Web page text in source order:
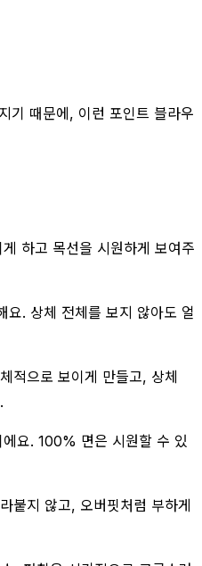
기 때문에, 이런 포인트 블라우
하고 목선을 시원하게 보여주
요. 상체 전체를 보지 않아도 얼
적으로 보이게 만들고, 상체
요. 100% 면은 시원할 수 있
붙지 않고, 오버핏처럼 부하게